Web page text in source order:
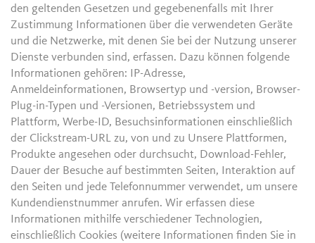
den geltenden Gesetzen und gegebenenfalls mit Ihrer
Zustimmung Informationen über die verwendeten Geräte
und die Netzwerke, mit denen Sie bei der Nutzung unserer
Dienste verbunden sind, erfassen. Dazu können folgende
Informationen gehören: IP-Adresse,
Anmeldeinformationen, Browsertyp und -version, Browser-
Plug-in-Typen und -Versionen, Betriebssystem und
Plattform, Werbe-ID, Besuchsinformationen einschließlich
der Clickstream-URL zu, von und zu Unsere Plattformen,
Produkte angesehen oder durchsucht, Download-Fehler,
Dauer der Besuche auf bestimmten Seiten, Interaktion auf
den Seiten und jede Telefonnummer verwendet, um unsere
Kundendienstnummer anrufen. Wir erfassen diese
Informationen mithilfe verschiedener Technologien,
einschließlich Cookies (weitere Informationen finden Sie in